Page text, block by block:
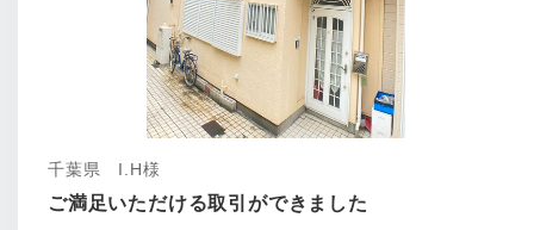
千葉県 I.H様
ご満足いただける取引ができました